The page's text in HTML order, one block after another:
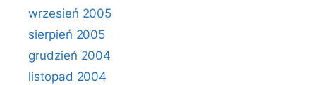
wrzesień 2005
sierpień 2005
grudzień 2004
listopad 2004